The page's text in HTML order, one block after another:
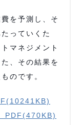
を予測し、そ
っていくた
マネジメント
、その結果を
のです。
PDF(470KB)